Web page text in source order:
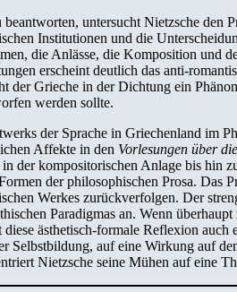
untersucht Nietzsche den
Institutionen und die
die Anlässe, die Komposition
erscheint deutlich das anti-
der Grieche in der Dichtung ein
werden sollte.
der Sprache in Griechenland im
Affekte in den Vorlesungen über
der kompositorischen Anlage bis hin
der philosophischen Prosa. Das
Werkes zurückverfolgen. Der
Paradigmas an. Wenn
ästhetisch-formale Reflexion
Selbstbildung, auf eine Wirkung auf
Nietzsche seine Mühen auf eine